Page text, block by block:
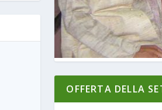
OFFERTA DELLA